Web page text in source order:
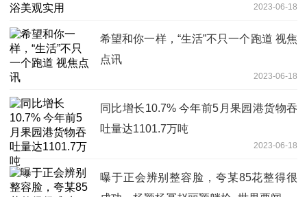
2023-06-18
希望和你一样，“生活”不只一个跑道 视焦
点讯
2023-06-18
同比增长10.7% 今年前5月果园港货物吞
吐量达1101.7万吨
2023-06-18
曝于正会辨别整容脸，夸某85花整得很